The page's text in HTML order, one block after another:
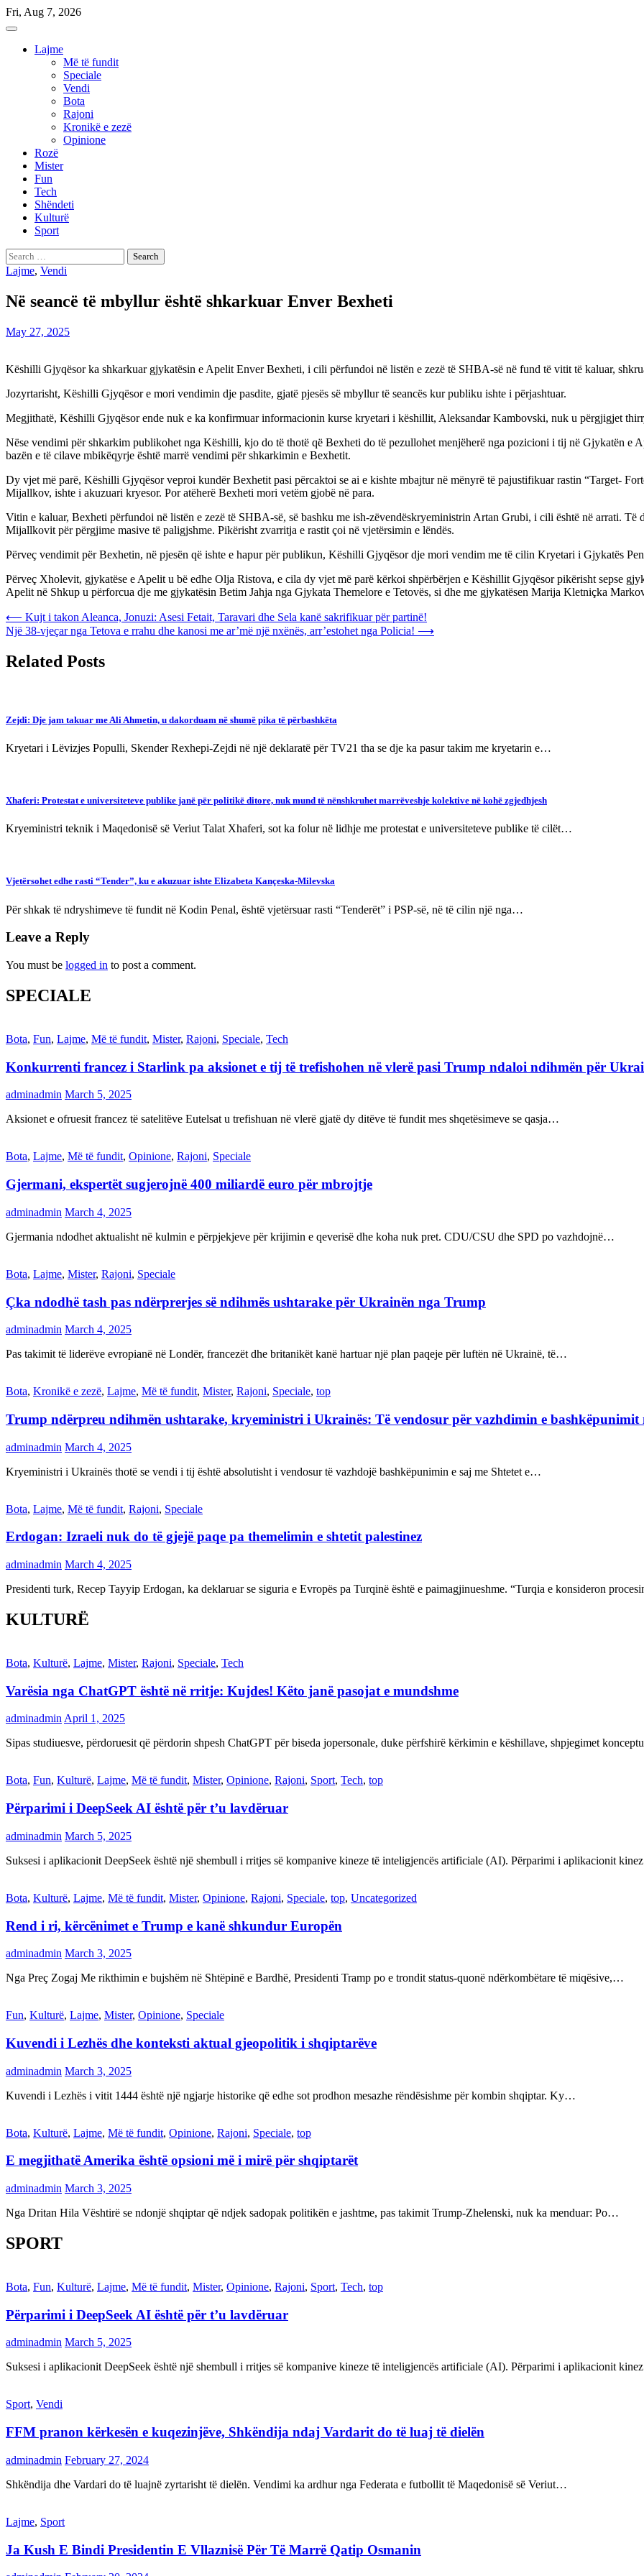
Skip
to
Fri, Aug 7, 2026
Lajme
Më të fundit
Speciale
Vendi
Bota
Rajoni
Kronikë e zezë
Opinione
Rozë
Mister
Fun
Tech
Shëndeti
Kulturë
Sport
Search
for:
Lajme, Vendi
Në seancë të mbyllur është shkarkuar Enver Bexheti
May 27, 2025
Këshilli Gjyqësor ka shkarkuar gjykatësin e Apelit Enver Bexheti, i cili përfundoi në listën e zezë të SHBA-së në fund të vitit të kaluar,
Jozyrtarisht, Këshilli Gjyqësor e mori vendimin dje pasdite, gjatë pjesës së mbyllur të seancës kur publiku ishte i përjashtuar.
Megjithatë, Këshilli Gjyqësor ende nuk e ka konfirmuar informacionin kurse kryetari i këshillit, Aleksandar Kambovski, nuk u përgjigjet
Nëse vendimi për shkarkim publikohet nga Këshilli, kjo do të thotë që Bexheti do të pezullohet menjëherë nga pozicioni i tij në Gjykatën e
bazën e të cilave mbikëqyrje është marrë vendimi për shkarkimin e Bexhetit.
Dy vjet më parë, Këshilli Gjyqësor veproi kundër Bexhetit pasi përcaktoi se ai e kishte mbajtur në mënyrë të pajustifikuar rastin “Target-
Mijallkov, ishte i akuzuari kryesor. Por atëherë Bexheti mori vetëm gjobë në para.
Vitin e kaluar, Bexheti përfundoi në listën e zezë të SHBA-së, së bashku me ish-zëvendëskryeministrin Artan Grubi, i cili është në arrati.
Mijallkovit për përgjime masive të paligjshme. Pikërisht zvarritja e rastit çoi në vjetërsimin e lëndës.
Përveç vendimit për Bexhetin, në pjesën që ishte e hapur për publikun, Këshilli Gjyqësor dje mori vendim me të cilin Kryetari i Gjykatës
Përveç Xholevit, gjykatëse e Apelit u bë edhe Olja Ristova, e cila dy vjet më parë kërkoi shpërbërjen e Këshillit Gjyqësor pikërisht sepse
Apelit në Shkup u përforcua dje me gjykatësin Betim Jahja nga Gjykata Themelore e Tetovës, si dhe me gjykatësen Marija Kletniçka
Post
navigation
⟵ Kujt i takon Aleanca, Jonuzi: Asesi Fetait, Taravari dhe Sela kanë sakrifikuar për partinë!
Një 38-vjeçar nga Tetova e rrahu dhe kanosi me ar’më një nxënës, arr’estohet nga Policia! ⟶
Related Posts
Zejdi: Dje jam takuar me Ali Ahmetin, u dakorduam në shumë pika të përbashkëta
Kryetari i Lëvizjes Populli, Skender Rexhepi-Zejdi në një deklaratë për TV21 tha se dje ka pasur takim me kryetarin e…
Xhaferi: Protestat e universiteteve publike janë për politikë ditore, nuk mund të nënshkruhet marrëveshje kolektive në kohë zgjedhjesh
Kryeministri teknik i Maqedonisë së Veriut Talat Xhaferi, sot ka folur në lidhje me protestat e universiteteve publike të cilët…
Vjetërsohet edhe rasti “Tender”, ku e akuzuar ishte Elizabeta Kançeska-Milevska
Për shkak të ndryshimeve të fundit në Kodin Penal, është vjetërsuar rasti “Tenderët” i PSP-së, në të cilin një nga…
Leave a Reply
You must be logged in to post a comment.
SPECIALE
Bota, Fun, Lajme, Më të fundit, Mister, Rajoni, Speciale, Tech
Konkurrenti francez i Starlink pa aksionet e tij të trefishohen në vlerë pasi Trump ndaloi ndihmën për
adminadmin March 5, 2025
Aksionet e ofruesit francez të satelitëve Eutelsat u trefishuan në vlerë gjatë dy ditëve të fundit mes shqetësimeve se qasja…
Bota, Lajme, Më të fundit, Opinione, Rajoni, Speciale
Gjermani, ekspertët sugjerojnë 400 miliardë euro për mbrojtje
adminadmin March 4, 2025
Gjermania ndodhet aktualisht në kulmin e përpjekjeve për krijimin e qeverisë dhe koha nuk pret. CDU/CSU dhe SPD po vazhdojnë…
Bota, Lajme, Mister, Rajoni, Speciale
Çka ndodhë tash pas ndërprerjes së ndihmës ushtarake për Ukrainën nga Trump
adminadmin March 4, 2025
Pas takimit të liderëve evropianë në Londër, francezët dhe britanikët kanë hartuar një plan paqeje për luftën në Ukrainë, të…
Bota, Kronikë e zezë, Lajme, Më të fundit, Mister, Rajoni, Speciale, top
Trump ndërpreu ndihmën ushtarake, kryeministri i Ukrainës: Të vendosur për vazhdimin e bashkëpunimit
adminadmin March 4, 2025
Kryeministri i Ukrainës thotë se vendi i tij është absolutisht i vendosur të vazhdojë bashkëpunimin e saj me Shtetet e…
Bota, Lajme, Më të fundit, Rajoni, Speciale
Erdogan: Izraeli nuk do të gjejë paqe pa themelimin e shtetit palestinez
adminadmin March 4, 2025
Presidenti turk, Recep Tayyip Erdogan, ka deklaruar se siguria e Evropës pa Turqinë është e paimagjinueshme. “Turqia e konsideron
KULTURË
Bota, Kulturë, Lajme, Mister, Rajoni, Speciale, Tech
Varësia nga ChatGPT është në rritje: Kujdes! Këto janë pasojat e mundshme
adminadmin April 1, 2025
Sipas studiuesve, përdoruesit që përdorin shpesh ChatGPT për biseda jopersonale, duke përfshirë kërkimin e këshillave, shpjegimet
Bota, Fun, Kulturë, Lajme, Më të fundit, Mister, Opinione, Rajoni, Sport, Tech, top
Përparimi i DeepSeek AI është për t’u lavdëruar
adminadmin March 5, 2025
Suksesi i aplikacionit DeepSeek është një shembull i rritjes së kompanive kineze të inteligjencës artificiale (AI). Përparimi i aplikacionit
Bota, Kulturë, Lajme, Më të fundit, Mister, Opinione, Rajoni, Speciale, top, Uncategorized
Rend i ri, kërcënimet e Trump e kanë shkundur Europën
adminadmin March 3, 2025
Nga Preç Zogaj Me rikthimin e bujshëm në Shtëpinë e Bardhë, Presidenti Tramp po e trondit status-quonë ndërkombëtare të miqësive,…
Fun, Kulturë, Lajme, Mister, Opinione, Speciale
Kuvendi i Lezhës dhe konteksti aktual gjeopolitik i shqiptarëve
adminadmin March 3, 2025
Kuvendi i Lezhës i vitit 1444 është një ngjarje historike që edhe sot prodhon mesazhe rëndësishme për kombin shqiptar. Ky…
Bota, Kulturë, Lajme, Më të fundit, Opinione, Rajoni, Speciale, top
E megjithatë Amerika është opsioni më i mirë për shqiptarët
adminadmin March 3, 2025
Nga Dritan Hila Vështirë se ndonjë shqiptar që ndjek sadopak politikën e jashtme, pas takimit Trump-Zhelenski, nuk ka menduar: Po…
SPORT
Bota, Fun, Kulturë, Lajme, Më të fundit, Mister, Opinione, Rajoni, Sport, Tech, top
Përparimi i DeepSeek AI është për t’u lavdëruar
adminadmin March 5, 2025
Suksesi i aplikacionit DeepSeek është një shembull i rritjes së kompanive kineze të inteligjencës artificiale (AI). Përparimi i aplikacionit
Sport, Vendi
FFM pranon kërkesën e kuqezinjëve, Shkëndija ndaj Vardarit do të luaj të dielën
adminadmin February 27, 2024
Shkëndija dhe Vardari do të luajnë zyrtarisht të dielën. Vendimi ka ardhur nga Federata e futbollit të Maqedonisë së Veriut…
Lajme, Sport
Ja Kush E Bindi Presidentin E Vllaznisë Për Të Marrë Qatip Osmanin